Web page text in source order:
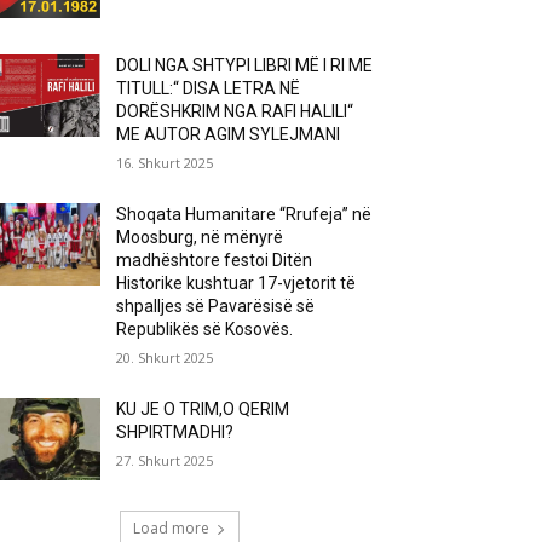
DOLI NGA SHTYPI LIBRI MË I RI ME
TITULL:“ DISA LETRA NË
DORËSHKRIM NGA RAFI HALILI“
ME AUTOR AGIM SYLEJMANI
16. Shkurt 2025
Shoqata Humanitare “Rrufeja” në
Moosburg, në mënyrë
madhështore festoi Ditën
Historike kushtuar 17-vjetorit të
shpalljes së Pavarësisë së
Republikës së Kosovës.
20. Shkurt 2025
KU JE O TRIM,O QERIM
SHPIRTMADHI?
27. Shkurt 2025
Load more